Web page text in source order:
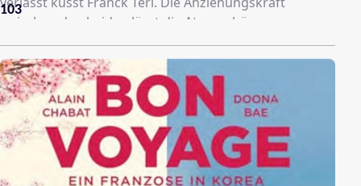
zwischen den beiden lässt die Atmosphäre
buchstäblich knistern. Später am Abend macht Franck
keinen Hehl aus der Tatsache, dass er sich zu Teri
hingezogen fühlt. Doch statt der erwarteten
Eifersuchtsszene macht Rachel ihm den Vorschlag, die
beiden bald wieder zu sehen. Denn auch sie ist einem
erotischen Abenteuer mit Thomas nicht abgeneigt.
Einem erotischen Spiel zu Viert steht also nichts im
Wege.
103